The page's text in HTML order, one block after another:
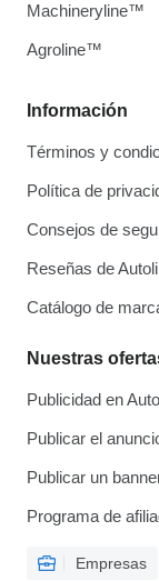
Información
Términos y
Política de
Consejos de
Reseñas de
Catálogo de
Nuestras
Publicidad en
Publicar el
Publicar un
Programa de
Empresas
Machineryline™
Agroline™